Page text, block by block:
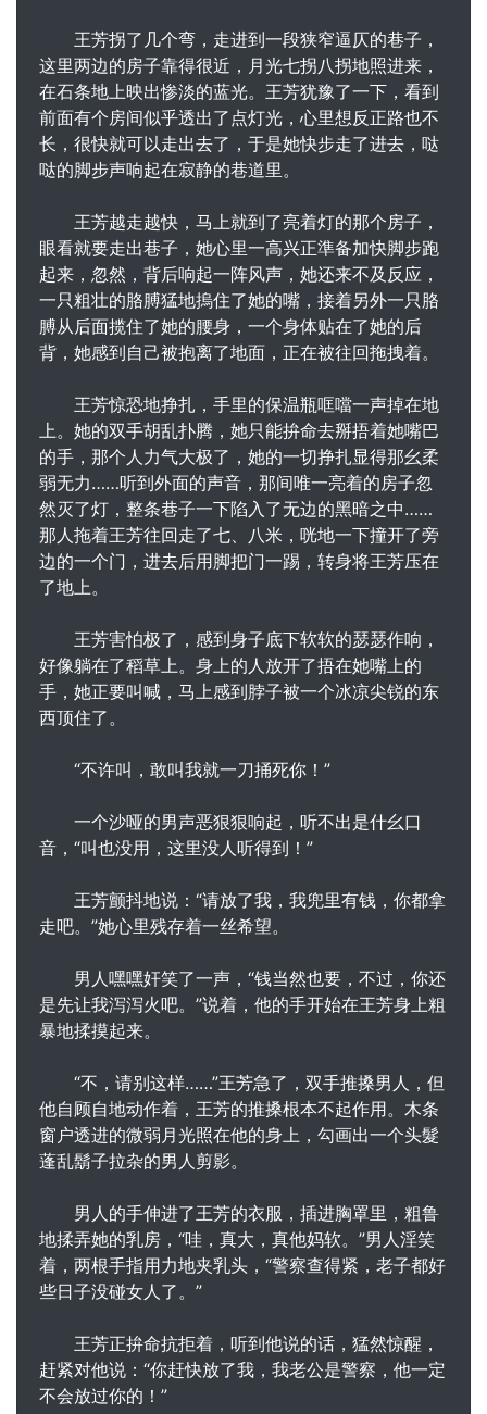
王芳拐了几个弯，走进到一段狭窄逼仄的巷子，
这里两边的房子靠得很近，月光七拐八拐地照进来，
在石条地上映出惨淡的蓝光。王芳犹豫了一下，看到
前面有个房间似乎透出了点灯光，心里想反正路也不
长，很快就可以走出去了，于是她快步走了进去，哒
哒的脚步声响起在寂静的巷道里。
王芳越走越快，马上就到了亮着灯的那个房子，
眼看就要走出巷子，她心里一高兴正準备加快脚步跑
起来，忽然，背后响起一阵风声，她还来不及反应，
一只粗壮的胳膊猛地摀住了她的嘴，接着另外一只胳
膊从后面揽住了她的腰身，一个身体贴在了她的后
背，她感到自己被抱离了地面，正在被往回拖拽着。
王芳惊恐地挣扎，手里的保温瓶哐噹一声掉在地
上。她的双手胡乱扑腾，她只能拚命去掰捂着她嘴巴
的手，那个人力气大极了，她的一切挣扎显得那幺柔
弱无力……听到外面的声音，那间唯一亮着的房子忽
然灭了灯，整条巷子一下陷入了无边的黑暗之中……
那人拖着王芳往回走了七、八米，咣地一下撞开了旁
边的一个门，进去后用脚把门一踢，转身将王芳压在
了地上。
王芳害怕极了，感到身子底下软软的瑟瑟作响，
好像躺在了稻草上。身上的人放开了捂在她嘴上的
手，她正要叫喊，马上感到脖子被一个冰凉尖锐的东
西顶住了。
“不许叫，敢叫我就一刀捅死你！”
一个沙哑的男声恶狠狠响起，听不出是什幺口
音，“叫也没用，这里没人听得到！”
王芳颤抖地说：“请放了我，我兜里有钱，你都拿
走吧。”她心里残存着一丝希望。
男人嘿嘿奸笑了一声，“钱当然也要，不过，你还
是先让我泻泻火吧。”说着，他的手开始在王芳身上粗
暴地揉摸起来。
“不，请别这样……”王芳急了，双手推搡男人，但
他自顾自地动作着，王芳的推搡根本不起作用。木条
窗户透进的微弱月光照在他的身上，勾画出一个头髮
蓬乱鬍子拉杂的男人剪影。
男人的手伸进了王芳的衣服，插进胸罩里，粗鲁
地揉弄她的乳房，“哇，真大，真他妈软。”男人淫笑
着，两根手指用力地夹乳头，“警察查得紧，老子都好
些日子没碰女人了。”
王芳正拚命抗拒着，听到他说的话，猛然惊醒，
赶紧对他说：“你赶快放了我，我老公是警察，他一定
不会放过你的！”